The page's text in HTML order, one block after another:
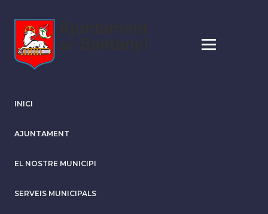
contingut
INICI
AJUNTAMENT
EL NOSTRE MUNICIPI
SERVEIS MUNICIPALS